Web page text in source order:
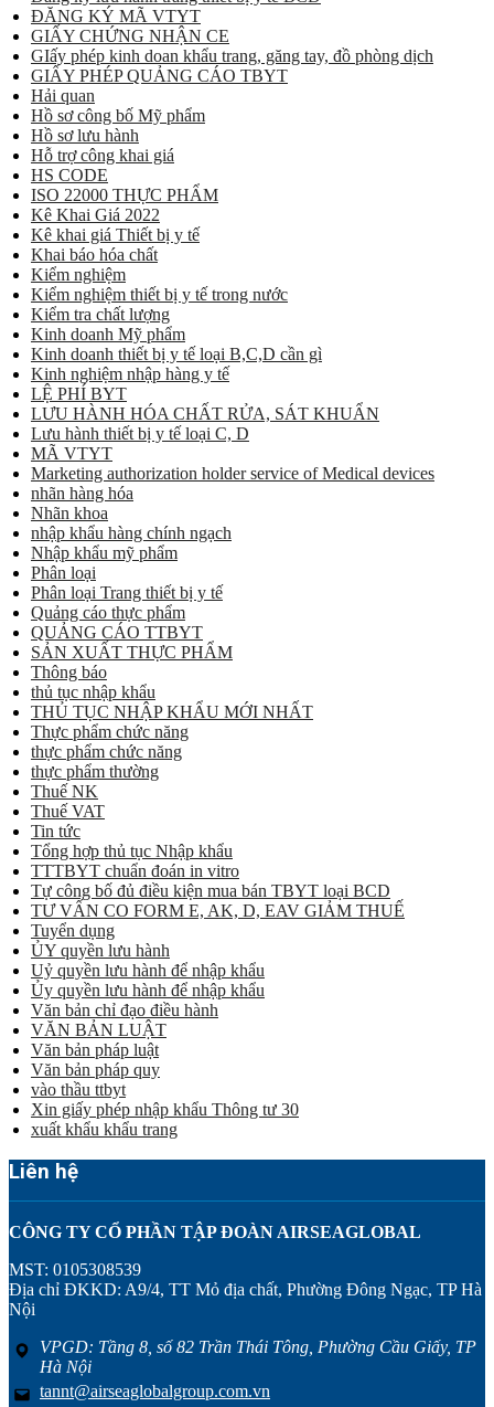
ĐĂNG KÝ MÃ VTYT
GIẤY CHỨNG NHẬN CE
GIấy phép kinh doan khẩu trang, găng tay, đồ phòng dịch
GIẤY PHÉP QUẢNG CÁO TBYT
Hải quan
Hồ sơ công bố Mỹ phẩm
Hồ sơ lưu hành
Hỗ trợ công khai giá
HS CODE
ISO 22000 THỰC PHẨM
Kê Khai Giá 2022
Kê khai giá Thiết bị y tế
Khai báo hóa chất
Kiểm nghiệm
Kiểm nghiệm thiết bị y tế trong nước
Kiểm tra chất lượng
Kinh doanh Mỹ phẩm
Kinh doanh thiết bị y tế loại B,C,D cần gì
Kinh nghiệm nhập hàng y tế
LỆ PHÍ BYT
LƯU HÀNH HÓA CHẤT RỬA, SÁT KHUẨN
Lưu hành thiết bị y tế loại C, D
MÃ VTYT
Marketing authorization holder service of Medical devices
nhãn hàng hóa
Nhãn khoa
nhập khẩu hàng chính ngạch
Nhập khẩu mỹ phẩm
Phân loại
Phân loại Trang thiết bị y tế
Quảng cáo thực phẩm
QUẢNG CÁO TTBYT
SẢN XUẤT THỰC PHẨM
Thông báo
thủ tục nhập khẩu
THỦ TỤC NHẬP KHẨU MỚI NHẤT
Thực phẩm chức năng
thực phẩm chức năng
thực phẩm thường
Thuế NK
Thuế VAT
Tin tức
Tổng hợp thủ tục Nhập khẩu
TTTBYT chuẩn đoán in vitro
Tự công bố đủ điều kiện mua bán TBYT loại BCD
TƯ VẤN CO FORM E, AK, D, EAV GIẢM THUẾ
Tuyển dụng
ỦY quyền lưu hành
Uỷ quyền lưu hành để nhập khẩu
Ủy quyền lưu hành để nhập khẩu
Văn bản chỉ đạo điều hành
VĂN BẢN LUẬT
Văn bản pháp luật
Văn bản pháp quy
vào thầu ttbyt
Xin giấy phép nhập khẩu Thông tư 30
xuất khẩu khẩu trang
Liên hệ
CÔNG TY CỔ PHẦN TẬP ĐOÀN AIRSEAGLOBAL
MST: 0105308539
Địa chỉ ĐKKD: A9/4, TT Mỏ địa chất, Phường Đông Ngạc, TP Hà
Nội
VPGD: Tầng 8, số 82 Trần Thái Tông, Phường Cầu Giấy, TP
Hà Nội
tannt@airseaglobalgroup.com.vn